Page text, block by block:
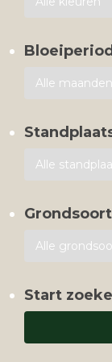
Grondsoort
Start